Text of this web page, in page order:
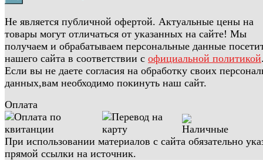
Не является публичной офертой. Актуальные цены на
товары могут отличаться от указанных на сайте! Мы
получаем и обрабатываем персональные данные
нашего сайта в соответствии с официальной политикой
Если вы не даете согласия на обработку своих
данных,вам необходимо покинуть наш сайт.
Оплата
При использовании материалов с сайта обязательно
прямой ссылки на источник.